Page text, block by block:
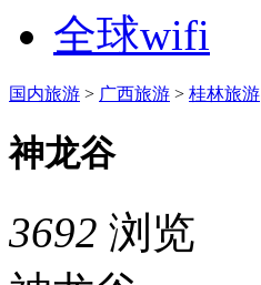
全球wifi
国内旅游 > 广西旅游 > 桂林旅游
神龙谷
3692 浏览